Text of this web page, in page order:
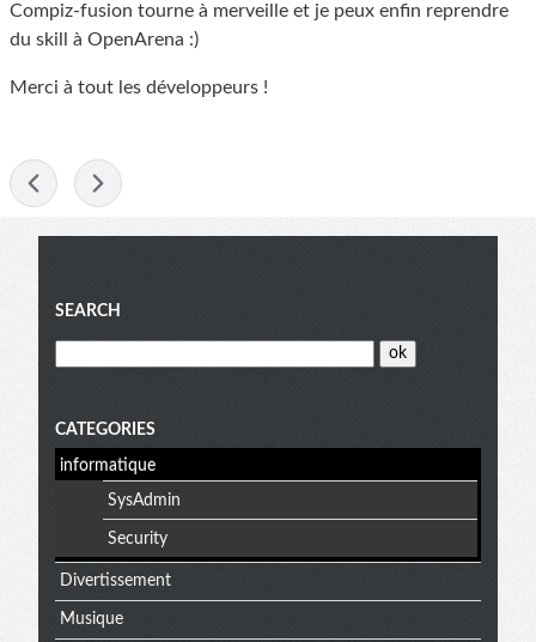
Compiz-fusion tourne à merveille et je peux enfin reprendre
du skill à OpenArena :)
Merci à tout les développeurs !
Blog
menu
SEARCH
CATEGORIES
informatique
SysAdmin
Security
Divertissement
Musique